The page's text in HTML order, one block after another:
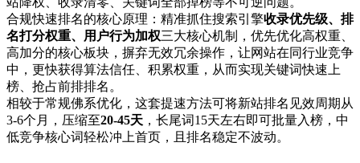
合规快速排名的核心原理：精准抓住搜索引擎收录优先级、排
名打分权重、用户行为加权三大核心机制，优先优化高权重、
高加分的核心板块，摒弃无效冗余操作，让网站在同行业竞争
中，更快获得算法信任、积累权重，从而实现关键词快速上
榜、抢占前排排名。
相较于常规佛系优化，这套提速方法可将新站排名见效周期从
3-6个月，压缩至20-45天 ，长尾词15天左右即可批量入榜，中
低竞争核心词轻松冲上首页，且排名稳定不波动。